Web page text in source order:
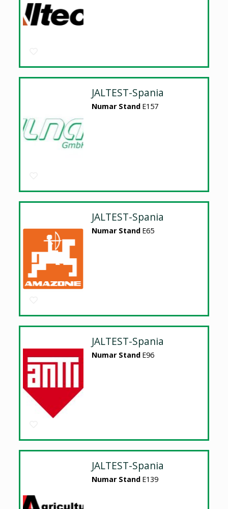
JALTEST-Spania
Numar Stand E157
JALTEST-Spania
Numar Stand E65
JALTEST-Spania
Numar Stand E96
JALTEST-Spania
Numar Stand E139